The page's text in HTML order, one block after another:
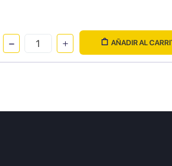
AÑADIR AL